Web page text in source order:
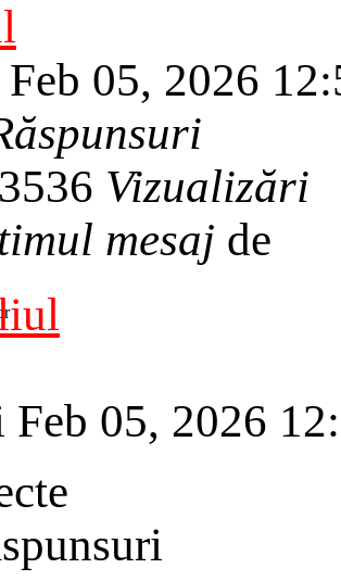
05, 2026
Vizualizări
mesaj de
Feb 05, 2026